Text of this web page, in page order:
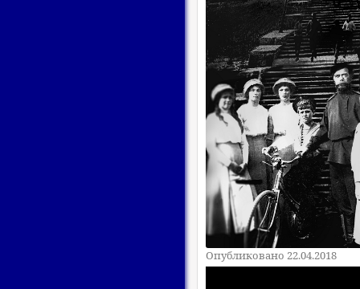
Опубликовано 22.04.2018